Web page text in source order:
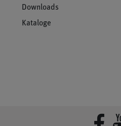
Downloads
Kataloge